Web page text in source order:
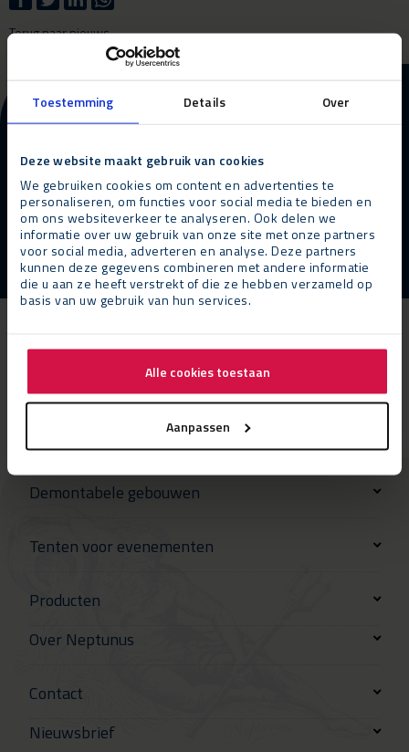
Toestemming Details Over
Deze website maakt gebruik van cookies
We gebruiken cookies om content en advertenties te
personaliseren, om functies voor social media te bieden en
om ons websiteverkeer te analyseren. Ook delen we
informatie over uw gebruik van onze site met onze partners
voor social media, adverteren en analyse. Deze partners
kunnen deze gegevens combineren met andere informatie
die u aan ze heeft verstrekt of die ze hebben verzameld op
basis van uw gebruik van hun services.
Alle cookies toestaan
Aanpassen
Terug naar nieuws
More information about our
products and services?
Contact opnemen Bel ons
Demontabele gebouwen
Tenten voor evenementen
Producten
Over Neptunus
Contact
Nieuwsbrief